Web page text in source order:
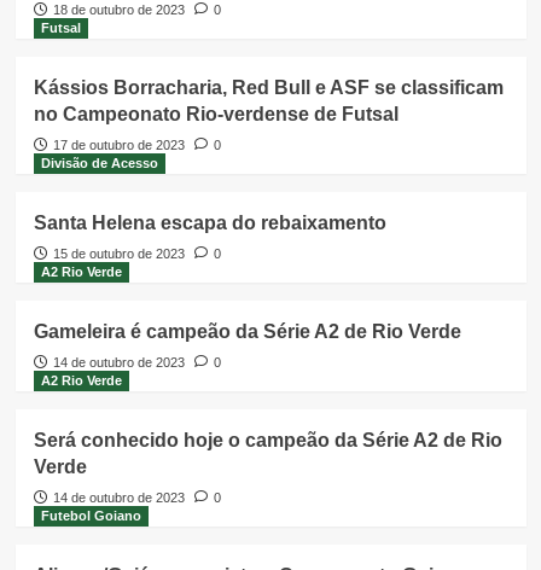
18 de outubro de 2023
0
Futsal
Kássios Borracharia, Red Bull e ASF se classificam
no Campeonato Rio-verdense de Futsal
17 de outubro de 2023
0
Divisão de Acesso
Santa Helena escapa do rebaixamento
15 de outubro de 2023
0
A2 Rio Verde
Gameleira é campeão da Série A2 de Rio Verde
14 de outubro de 2023
0
A2 Rio Verde
Será conhecido hoje o campeão da Série A2 de Rio
Verde
14 de outubro de 2023
0
Futebol Goiano